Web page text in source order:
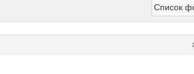
Список